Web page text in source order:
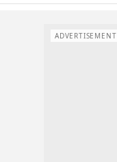
ADVERTISEMENT